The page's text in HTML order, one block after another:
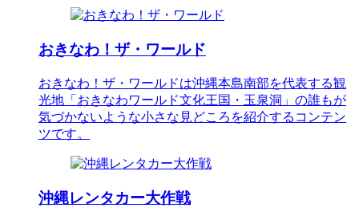
おきなわ！ザ・ワールド
おきなわ！ザ・ワールドは沖縄本島南部を代表する観
光地「おきなわワールド文化王国・玉泉洞」の誰もが
気づかないような小さな見どころを紹介するコンテン
ツです。
沖縄レンタカー大作戦